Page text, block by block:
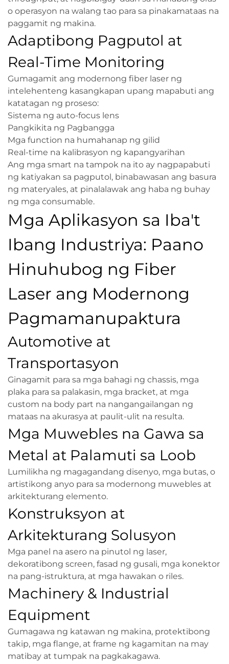
o operasyon na walang tao para sa pinakamataas na
paggamit ng makina.
Adaptibong Pagputol at
Real-Time Monitoring
Gumagamit ang modernong fiber laser ng
intelehenteng kasangkapan upang mapabuti ang
katatagan ng proseso:
Sistema ng auto-focus lens
Pangkikita ng Pagbangga
Mga function na humahanap ng gilid
Real-time na kalibrasyon ng kapangyarihan
Ang mga smart na tampok na ito ay nagpapabuti
ng katiyakan sa pagputol, binabawasan ang basura
ng materyales, at pinalalawak ang haba ng buhay
ng mga consumable.
Mga Aplikasyon sa Iba't
Ibang Industriya: Paano
Hinuhubog ng Fiber
Laser ang Modernong
Pagmamanupaktura
Automotive at
Transportasyon
Ginagamit para sa mga bahagi ng chassis, mga
plaka para sa palakasin, mga bracket, at mga
custom na body part na nangangailangan ng
mataas na akurasya at paulit-ulit na resulta.
Mga Muwebles na Gawa sa
Metal at Palamuti sa Loob
Lumilikha ng magagandang disenyo, mga butas, o
artistikong anyo para sa modernong muwebles at
arkitekturang elemento.
Konstruksyon at
Arkitekturang Solusyon
Mga panel na asero na pinutol ng laser,
dekoratibong screen, fasad ng gusali, mga konektor
na pang-istruktura, at mga hawakan o riles.
Machinery & Industrial
Equipment
Gumagawa ng katawan ng makina, protektibong
takip, mga flange, at frame ng kagamitan na may
matibay at tumpak na pagkakagawa.